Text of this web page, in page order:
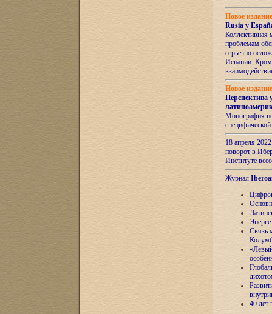
Новое
Rusia y
Коллективная
проблемам
серьезно
Испании.
Новое
Перспектива
Монография
18 апреля
поворот в
Институте
Журнал
Связь
40 лет